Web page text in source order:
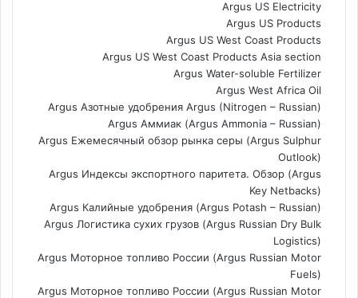
Argus US Electricity
Argus US Products
Argus US West Coast Products
Argus US West Coast Products Asia section
Argus Water-soluble Fertilizer
Argus West Africa Oil
Argus Азотные удобрения Argus (Nitrogen – Russian)
Argus Аммиак (Argus Ammonia – Russian)
Argus Ежемесячный обзор рынка серы (Argus Sulphur
Outlook)
Argus Индексы экспортного паритета. Обзор (Argus
Key Netbacks)
Argus Калийные удобрения (Argus Potash – Russian)
Argus Логистика сухих грузов (Argus Russian Dry Bulk
Logistics)
Argus Моторное топливо России (Argus Russian Motor
Fuels)
Argus Моторное топливо России (Argus Russian Motor